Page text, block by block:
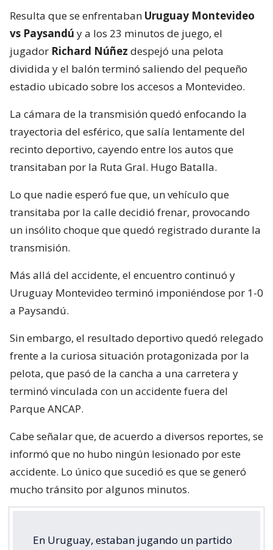
Resulta que se enfrentaban Uruguay Montevideo
vs Paysandú y a los 23 minutos de juego, el
jugador Richard Núñez despejó una pelota
dividida y el balón terminó saliendo del pequeño
estadio ubicado sobre los accesos a Montevideo.
La cámara de la transmisión quedó enfocando la
trayectoria del esférico, que salía lentamente del
recinto deportivo, cayendo entre los autos que
transitaban por la Ruta Gral. Hugo Batalla.
Lo que nadie esperó fue que, un vehículo que
transitaba por la calle decidió frenar, provocando
un insólito choque que quedó registrado durante la
transmisión.
Más allá del accidente, el encuentro continuó y
Uruguay Montevideo terminó imponiéndose por 1-0
a Paysandú.
Sin embargo, el resultado deportivo quedó relegado
frente a la curiosa situación protagonizada por la
pelota, que pasó de la cancha a una carretera y
terminó vinculada con un accidente fuera del
Parque ANCAP.
Cabe señalar que, de acuerdo a diversos reportes, se
informó que no hubo ningún lesionado por este
accidente. Lo único que sucedió es que se generó
mucho tránsito por algunos minutos.
En Uruguay, estaban jugando un partido